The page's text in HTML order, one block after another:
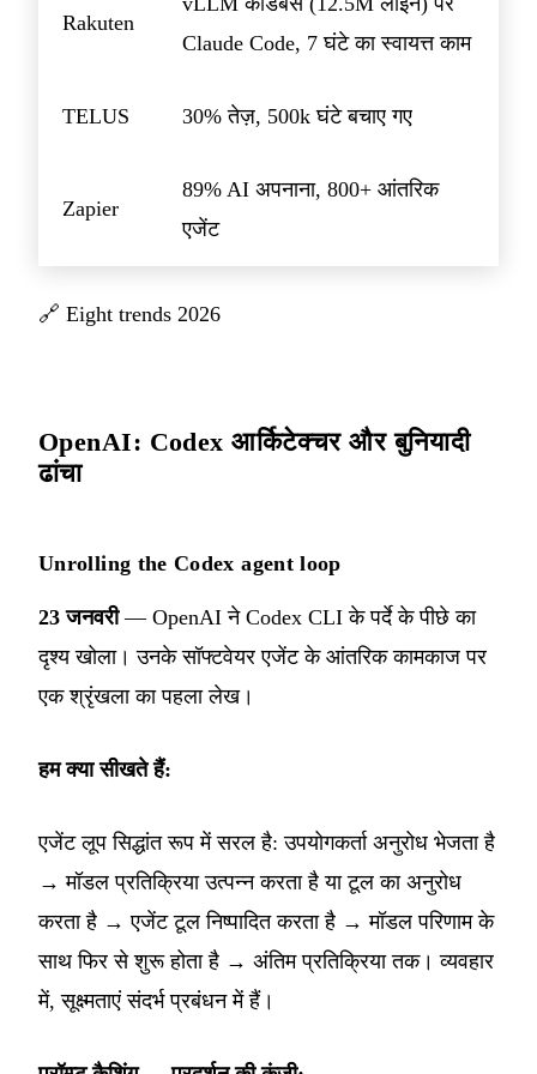
Rakuten
Claude Code, 7 घंटे का स्वायत्त काम
TELUS 30% तेज़, 500k घंटे बचाए गए
Zapier
89% AI अपनाना, 800+ आंतरिक
एजेंट
🔗 Eight trends 2026
OpenAI: Codex आर्किटेक्चर और बुनियादी
ढांचा
Unrolling the Codex agent loop
23 जनवरी— OpenAI ने Codex CLI के पर्दे के पीछे का
दृश्य खोला। उनके सॉफ्टवेयर एजेंट के आंतरिक कामकाज पर
एक श्रृंखला का पहला लेख।
हम क्या सीखते हैं:
एजेंट लूप सिद्धांत रूप में सरल है: उपयोगकर्ता अनुरोध भेजता है
→ मॉडल प्रतिक्रिया उत्पन्न करता है या टूल का अनुरोध
करता है → एजेंट टूल निष्पादित करता है → मॉडल परिणाम के
साथ फिर से शुरू होता है → अंतिम प्रतिक्रिया तक। व्यवहार
में, सूक्ष्मताएं संदर्भ प्रबंधन में हैं।